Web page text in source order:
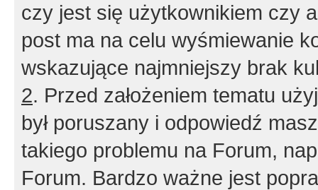
czy jest się użytkownikiem czy
post ma na celu wyśmiewanie
wskazujące najmniejszy brak
2. Przed założeniem tematu
był poruszany i odpowiedź
takiego problemu na Forum,
Forum. Bardzo ważne jest